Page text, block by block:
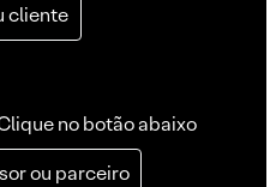
cliente
no botão abaixo
ou parceiro